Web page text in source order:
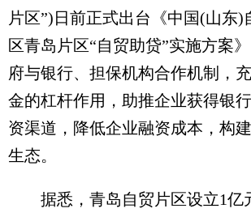
片区”)日前正式出台《中国(山东)
区青岛片区“自贸助贷”实施方案
府与银行、担保机构合作机制，
金的杠杆作用，助推企业获得银
资渠道，降低企业融资成本，构
生态。
据悉，青岛自贸片区设立1亿